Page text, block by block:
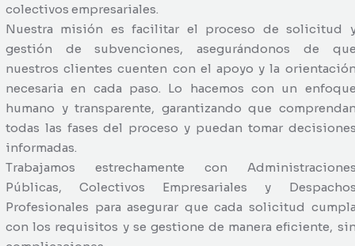
colectivos empresariales.
Nuestra misión es facilitar el proceso de solicitud
gestión de subvenciones, asegurándonos de
nuestros clientes cuenten con el apoyo y la
necesaria en cada paso. Lo hacemos con un
humano y transparente, garantizando que
todas las fases del proceso y puedan tomar
informadas.
Trabajamos estrechamente con
Públicas, Colectivos Empresariales y
Profesionales para asegurar que cada solicitud
con los requisitos y se gestione de manera eficiente,